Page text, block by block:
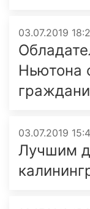
03.07.2019
Ньютона
03.07.2019
Лучшим